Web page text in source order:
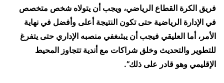
فريق الكرة القطاع الرياضي، ويجب أن يتولاه شخص متخصص
في الإدارة الرياضية حتى تكون النتيجة أعلى وأفضل في نهاية
الأمر، أما العليقي فيجب أن يبثىغفي منصبه الإداري حتى يتفرغ
للتطوير والتحديث وخلق شراكات مع أندية تتجاوز المحيط
الإقليمي وهو قادر على ذلك”.